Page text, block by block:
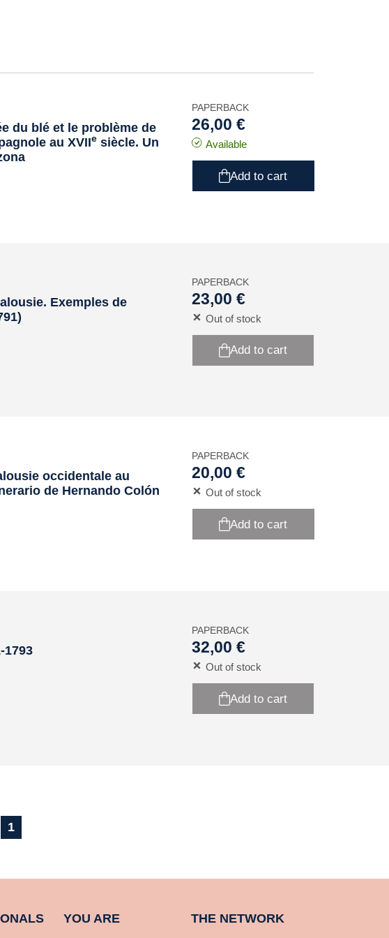
du blé et le problème de
au XVIIe siècle. Un
PAPERBACK
26,00 €
Available
Add to cart
Exemples de
PAPERBACK
23,00 €
Out of stock
Add to cart
occidentale au
de Hernando Colón
PAPERBACK
20,00 €
Out of stock
Add to cart
1793
PAPERBACK
32,00 €
Out of stock
Add to cart
1
YOU ARE THE NETWORK